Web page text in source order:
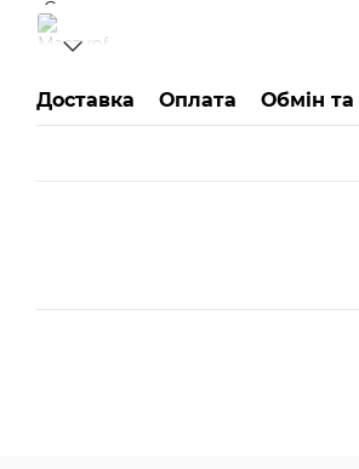
Доставка Оплата Обмін